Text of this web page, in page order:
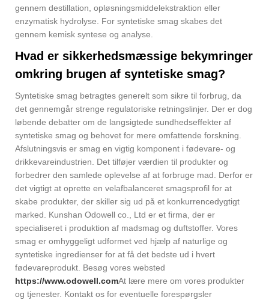
gennem destillation, opløsningsmiddelekstraktion eller
enzymatisk hydrolyse. For syntetiske smag skabes det
gennem kemisk syntese og analyse.
Hvad er sikkerhedsmæssige bekymringer
omkring brugen af ​​syntetiske smag?
Syntetiske smag betragtes generelt som sikre til forbrug, da
det gennemgår strenge regulatoriske retningslinjer. Der er dog
løbende debatter om de langsigtede sundhedseffekter af
syntetiske smag og behovet for mere omfattende forskning.
Afslutningsvis er smag en vigtig komponent i fødevare- og
drikkevareindustrien. Det tilføjer værdien til produkter og
forbedrer den samlede oplevelse af at forbruge mad. Derfor er
det vigtigt at oprette en velafbalanceret smagsprofil for at
skabe produkter, der skiller sig ud på et konkurrencedygtigt
marked. Kunshan Odowell co., Ltd er et firma, der er
specialiseret i produktion af madsmag og duftstoffer. Vores
smag er omhyggeligt udformet ved hjælp af naturlige og
syntetiske ingredienser for at få det bedste ud i hvert
fødevareprodukt. Besøg vores websted
https://www.odowell.comAt lære mere om vores produkter
og tjenester. Kontakt os for eventuelle forespørgsler